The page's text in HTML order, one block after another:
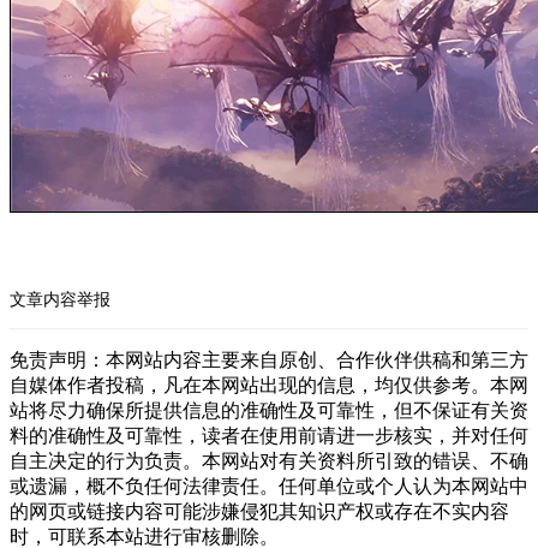
文章内容举报
免责声明：本网站内容主要来自原创、合作伙伴供稿和第三方
自媒体作者投稿，凡在本网站出现的信息，均仅供参考。本网
站将尽力确保所提供信息的准确性及可靠性，但不保证有关资
料的准确性及可靠性，读者在使用前请进一步核实，并对任何
自主决定的行为负责。本网站对有关资料所引致的错误、不确
或遗漏，概不负任何法律责任。任何单位或个人认为本网站中
的网页或链接内容可能涉嫌侵犯其知识产权或存在不实内容
时，可联系本站进行审核删除。